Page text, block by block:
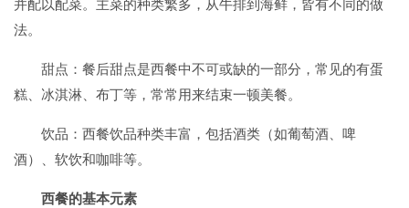
并配以配菜。主菜的种类繁多，从牛排到海鲜，皆有不同的做
法。
甜点：餐后甜点是西餐中不可或缺的一部分，常见的有蛋
糕、冰淇淋、布丁等，常常用来结束一顿美餐。
饮品：西餐饮品种类丰富，包括酒类（如葡萄酒、啤
酒）、软饮和咖啡等。
西餐的基本元素